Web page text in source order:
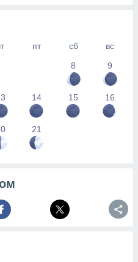
пт сб
вс
8
9
14 15 16
21